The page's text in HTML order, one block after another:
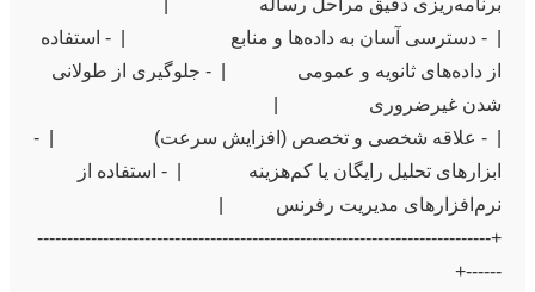
+----------------------------------------------------------------------------